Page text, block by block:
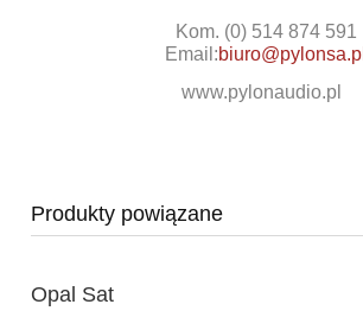
Kom. (0) 514 874 591
Email:biuro@pylonsa.pl
www.pylonaudio.pl
Produkty powiązane
Opal Sat